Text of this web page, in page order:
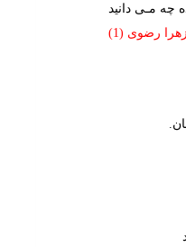
چه مـى دانید
رضوى (1)